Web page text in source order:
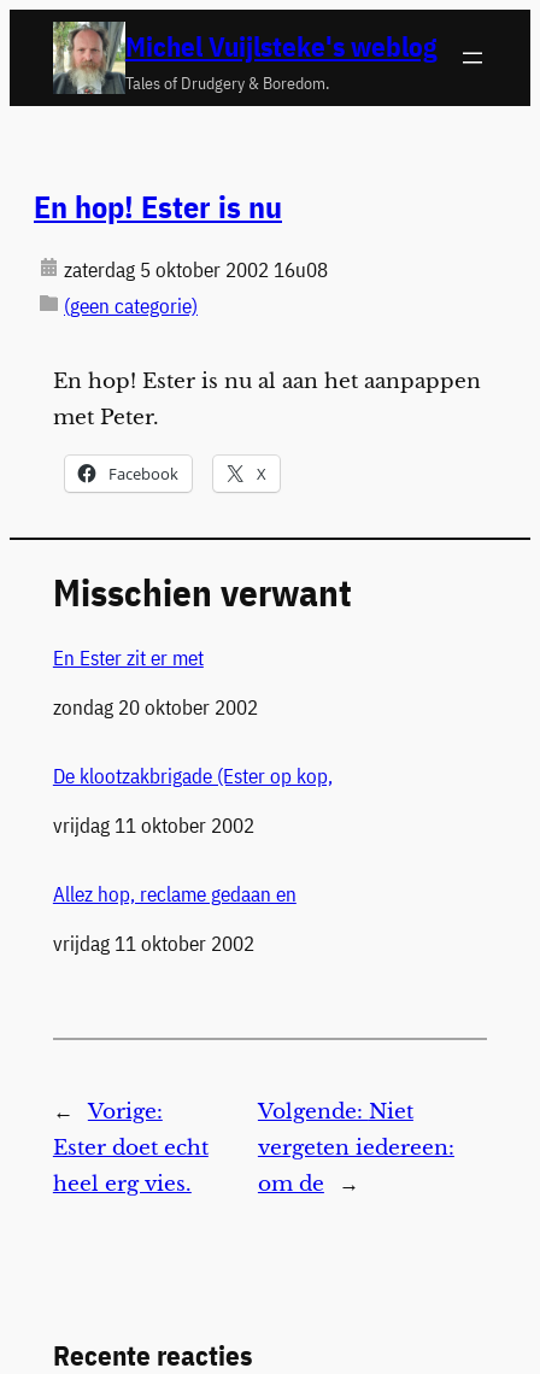
naar
Michel Vuijlsteke's weblog
Tales of Drudgery & Boredom.
En hop! Ester is nu
zaterdag 5 oktober 2002 16u08
(geen categorie)
En hop! Ester is nu al aan het aanpappen
met Peter.
Facebook X
Misschien verwant
En Ester zit er met
Datum
zondag 20 oktober 2002
De klootzakbrigade (Ester op kop,
Datum
vrijdag 11 oktober 2002
Allez hop, reclame gedaan en
Datum
vrijdag 11 oktober 2002
←
Vorige:
Ester doet echt
heel erg vies.
Volgende: Niet
vergeten iedereen:
om de
→
Recente reacties